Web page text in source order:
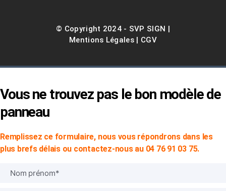
© Copyright 2024 - SVP SIGN
Mentions Légales
CGV
Vous ne trouvez pas le bon modèle de
panneau
Remplissez ce formulaire, nous vous répondrons dans les
plus brefs délais ou contactez-nous au 04 76 91 03 75.